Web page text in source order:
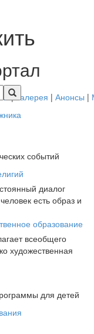
| Галерея | Анонсы |
событий
диалог
есть образ и
образование
всеобщего
художественная
для детей